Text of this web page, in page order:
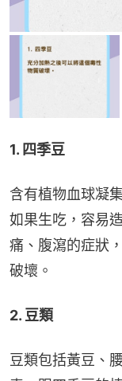
1. 四季豆
含有植物血球凝
如果生吃，容易
痛、腹瀉的症狀
破壞。
2. 豆類
豆類包括黃豆、